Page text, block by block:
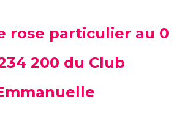
rose particulier au 0
200 du Club